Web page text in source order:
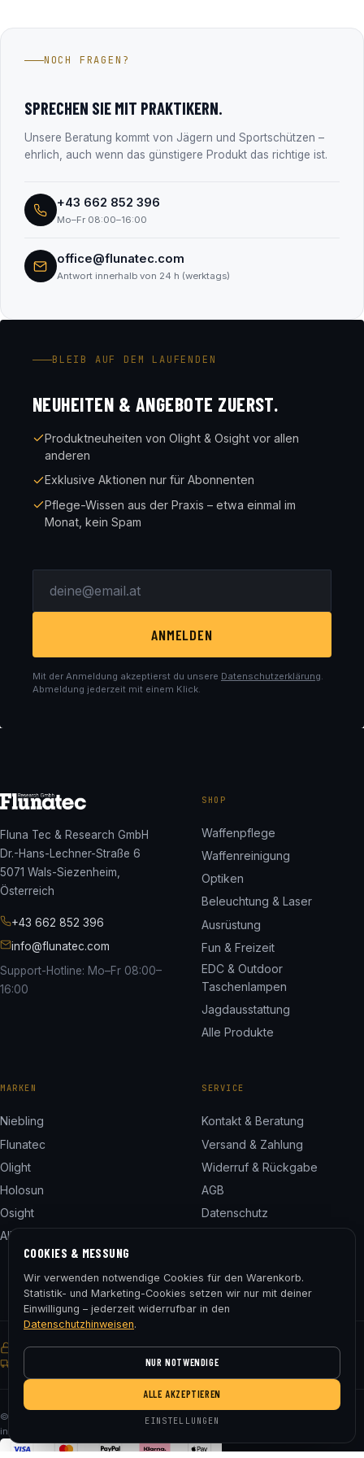
Hersteller des Fluna Gun Coating Systems und seit über 15
Salzburg). Alle Unternehmensdaten findest du transparent
NOCH FRAGEN?
SPRECHEN SIE MIT PRAKTIKERN.
Unsere Beratung kommt von Jägern und Sportschützen –
ehrlich, auch wenn das günstigere Produkt das richtige ist.
+43 662 852 396
Mo–Fr 08:00–16:00
office@flunatec.com
Antwort innerhalb von 24 h (werktags)
BLEIB AUF DEM LAUFENDEN
NEUHEITEN & ANGEBOTE ZUERST.
Produktneuheiten von Olight & Osight vor allen
anderen
Exklusive Aktionen nur für Abonnenten
Pflege-Wissen aus der Praxis – etwa einmal im
Monat, kein Spam
ANMELDEN
Mit der Anmeldung akzeptierst du unsere Datenschutzerklärung.
Abmeldung jederzeit mit einem Klick.
Fluna Tec & Research GmbH
Dr.-Hans-Lechner-Straße 6
5071 Wals-Siezenheim,
Österreich
+43 662 852 396
info@flunatec.com
Support-Hotline: Mo–Fr 08:00–
16:00
SHOP
Waffenpflege
Waffenreinigung
Optiken
Beleuchtung & Laser
Ausrüstung
Fun & Freizeit
EDC & Outdoor
Taschenlampen
Jagdausstattung
Alle Produkte
MARKEN
Niebling
Flunatec
Olight
Holosun
Osight
Alle 24 Marken
SERVICE
Kontakt & Beratung
Versand & Zahlung
Widerruf & Rückgabe
AGB
Datenschutz
SSL-verschlüsselt Käuferschutz
30 Tage Rückgaberecht
© 2026 Fluna Tec & Research GmbH · FN 330182m, LG Salzburg · Alle Preise
inkl. MwSt. zzgl. Versand
COOKIES & MESSUNG
Wir verwenden notwendige Cookies für den Warenkorb.
Statistik- und Marketing-Cookies setzen wir nur mit deiner
Einwilligung – jederzeit widerrufbar in den
Datenschutzhinweisen.
ALLE AKZEPTIEREN
NUR NOTWENDIGE
EINSTELLUNGEN